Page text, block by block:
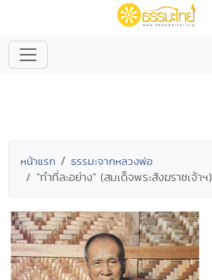
หน้าแรก ธรรมะจากหลวงพ่อ
"ทำที่ละอย่าง" (สมเด็จพระสังฆราชเจ้าฯ)